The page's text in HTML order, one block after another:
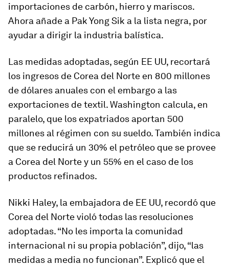
importaciones de carbón, hierro y mariscos.
Ahora añade a Pak Yong Sik a la lista negra, por
ayudar a dirigir la industria balística.
Las medidas adoptadas, según EE UU, recortará
los ingresos de Corea del Norte en 800 millones
de dólares anuales con el embargo a las
exportaciones de textil. Washington calcula, en
paralelo, que los expatriados aportan 500
millones al régimen con su sueldo. También indica
que se reducirá un 30% el petróleo que se provee
a Corea del Norte y un 55% en el caso de los
productos refinados.
Nikki Haley, la embajadora de EE UU, recordó que
Corea del Norte violó todas las resoluciones
adoptadas. “No les importa la comunidad
internacional ni su propia población”, dijo, “las
medidas a media no funcionan”. Explicó que el